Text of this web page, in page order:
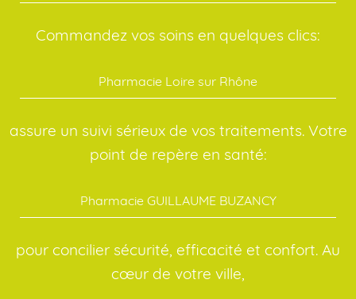
Commandez vos soins en quelques clics:
Pharmacie Loire sur Rhône
assure un suivi sérieux de vos traitements. Votre
point de repère en santé:
Pharmacie GUILLAUME BUZANCY
pour concilier sécurité, efficacité et confort. Au
cœur de votre ville,